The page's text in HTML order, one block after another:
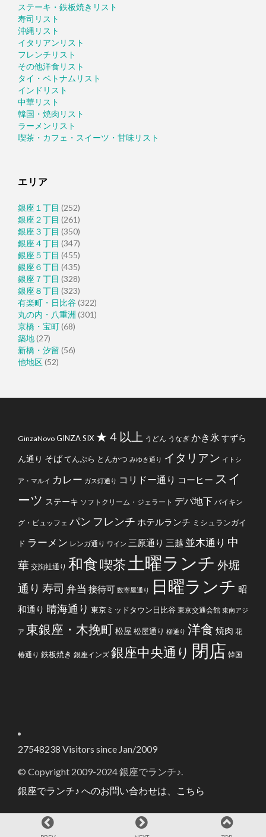
ステーキ・鉄板焼きリスト
寿司リスト
沖縄リスト
イタリアンリスト
フレンチリスト
その他洋食リスト
タイ・ベトナムリスト
インドリスト
中華リスト
韓国・焼肉リスト
ラーメンリスト
喫茶・カフェ・スイーツ・甘味リスト
エリア
銀座１丁目 (252)
銀座２丁目 (261)
銀座３丁目 (350)
銀座４丁目 (347)
銀座５丁目 (455)
銀座６丁目 (435)
銀座７丁目 (328)
銀座８丁目 (323)
有楽町・日比谷(322)
丸の内・八重洲 (301)
京橋・宝町(68)
築地(27)
新橋・汐留 (56)
他地区(52)
GinzaNovo GINZA SIX ★４以上 うどん うなぎ かき氷 すずら
ん通り そばてんぷら とんかつ みゆき通り イタリアン イトシ
ア・マルイ カレー ガス灯通り コリドー通り コーヒー スイ
ーツ ステーキ ソフトクリーム・ジェラート デパ地下 バイキン
グ・ビュッフェ パン フレンチ ホテルランチ ミシュランガイ
ド ラーメン レンガ通り ワイン 三原通り 三越 並木通り 中
華 交詢社通り 和食喫茶 土曜ランチ 外堀
通り 寿司 弁当 接待可 数寄屋通り 日曜ランチ 昭
和通り 晴海通り 東京ミッドタウン日比谷 東京交通会館 東南アジ
ア 東銀座・木挽町松屋 松屋通り 柳通り 洋食 焼肉 花
椿通り 鉄板焼き 銀座インズ 銀座中央通り 閉店 韓国
27548238 Visitors since Jan/2009
© Copyright 2009-2024 銀座でランチ♪.
銀座でランチ♪ へのお問い合わせは、こちら